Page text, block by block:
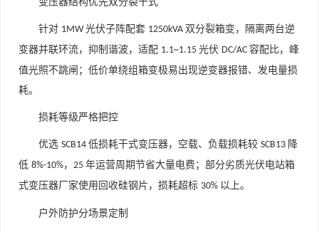
针对 1MW光伏子阵配套 1250kVA 双分裂箱变，隔离两台逆
变器并联环流，抑制谐波，适配 1.1~1.15 光伏 DC/AC 容配比，峰
值光照不跳闸；低价单绕组箱变极易出现逆变器报错、发电量损
耗。
损耗等级严格把控
优选 SCB14 低损耗干式变压器，空载、负载损耗较 SCB13 降
低 8%-10%， 25 年运营周期节省大量电费；部分劣质光伏电站箱
式变压器厂家使用回收硅钢片，损耗超标 30% 以上。
户外防护分场景定制